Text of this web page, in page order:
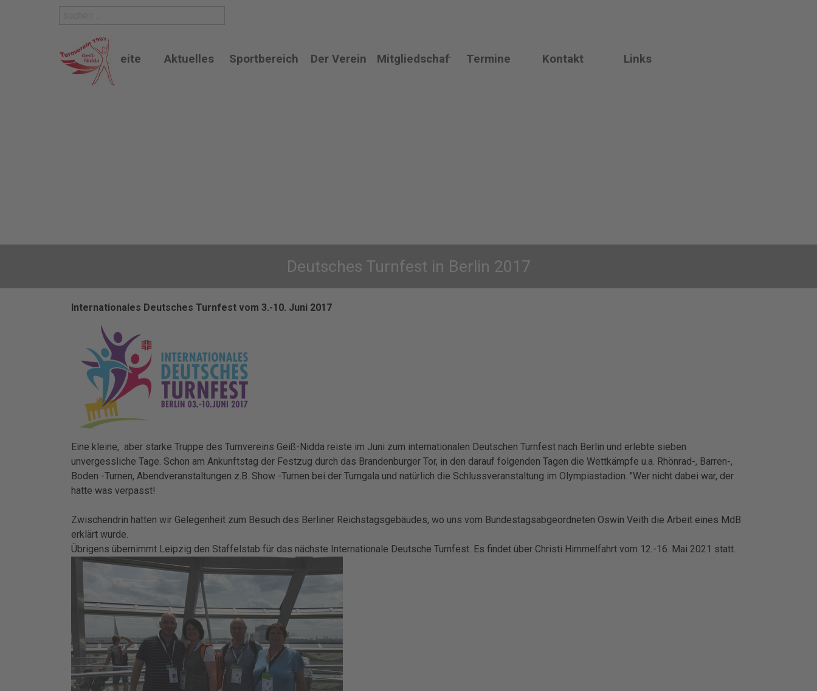
Menü überspringen
Startseite Aktuelles Sportbereich ▼
Der Verein ▼
Mitgliedschaft ▼
Termine Kontakt Links
Deutsches Turnfest in Berlin 2017
Internationales Deutsches Turnfest vom 3.-10. Juni 2017
Eine kleine, aber starke Truppe des Turnvereins Geiß-Nidda reiste im Juni zum internationalen Deutschen Turnfest nach Berlin und erlebte sieben
unvergessliche Tage. Schon am Ankunftstag der Festzug durch das Brandenburger Tor, in den darauf folgenden Tagen die Wettkämpfe u.a. Rhönrad-, Barren-,
Boden -Turnen, Abendveranstaltungen z.B. Show -Turnen bei der Turngala und natürlich die Schlussveranstaltung im Olympiastadion. "Wer nicht dabei war, der
hatte was verpasst!
Zwischendrin hatten wir Gelegenheit zum Besuch des Berliner Reichstagsgebäudes, wo uns vom Bundestagsabgeordneten Oswin Veith die Arbeit eines MdB
erklärt wurde.
Übrigens übernimmt Leipzig den Staffelstab für das nächste Internationale Deutsche Turnfest. Es findet über Christi Himmelfahrt vom 12.-16. Mai 2021 statt.